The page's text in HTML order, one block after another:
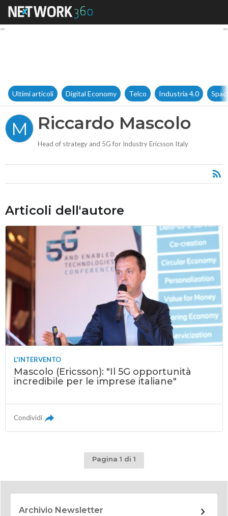
Riccardo Mascolo
Ultimi articoli Digital Economy Telco Industria 4.0
M Riccardo Mascolo
Head of strategy and 5G for Industry Ericsson Italy
Articoli dell'autore
L'INTERVENTO
Mascolo (Ericsson): "Il 5G opportunità
incredibile per le imprese italiane"
Condividi
Pagina 1 di 1
Archivio Newsletter